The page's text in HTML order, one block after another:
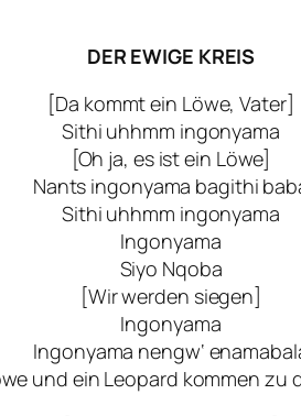
DER EWIGE KREIS
[Da kommt ein Löwe, Vater]
Sithi uhhmm ingonyama
[Oh ja, es ist ein Löwe]
Nants ingonyama bagithi
Sithi uhhmm ingonyama
Ingonyama
Siyo Nqoba
[Wir werden siegen]
Ingonyama
Ingonyama nengw‘
und ein Leopard kommen zu